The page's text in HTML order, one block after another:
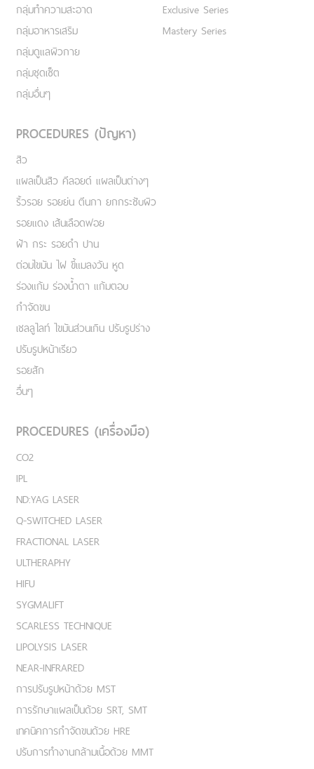
กลุ่มทำความสะอาด
กลุ่มอาหารเสริม
กลุ่มดูแลผิวกาย
กลุ่มชุดเซ็ต
กลุ่มอื่นๆ
Exclusive Series
Mastery Series
PROCEDURES (ปัญหา)
สิว
แผลเป็นสิว คีลอยด์ แผลเป็นต่างๆ
ริ้วรอย รอยย่น ตีนกา ยกกระชับผิว
รอยแดง เส้นเลือดฟอย
ฝ้า กระ รอยดำ ปาน
ต่อมไขมัน ไฝ ขี้แมลงวัน หูด
ร่องแก้ม ร่องน้ำตา แก้มตอบ
กำจัดขน
เชลลูไลท์ ไขมันส่วนเกิน ปรับรูปร่าง
ปรับรูปหน้าเรียว
รอยสัก
อื่นๆ
PROCEDURES (เครื่องมือ)
CO2
IPL
ND:YAG LASER
Q-SWITCHED LASER
FRACTIONAL LASER
ULTHERAPHY
HIFU
SYGMALIFT
SCARLESS TECHNIQUE
LIPOLYSIS LASER
NEAR-INFRARED
การปรับรูปหน้าด้วย MST
การรักษาแผลเป็นด้วย SRT, SMT
เทคนิคการกำจัดขนด้วย HRE
ปรับการทำงานกล้ามเนื้อด้วย MMT